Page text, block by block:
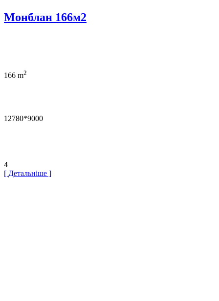
Монблан 166м2
166 m2
12780*9000
4
[ Детальніше ]